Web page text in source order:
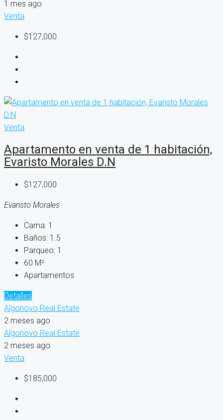
1 mes ago
Venta
$127,000
Venta
Apartamento en venta de 1 habitación,
Evaristo Morales D.N
$127,000
Evaristo Morales
Cama: 1
Baños: 1.5
Parqueo: 1
60 M²
Apartamentos
Detalles
Algonovo Real Estate
2 meses ago
Algonovo Real Estate
2 meses ago
Venta
$185,000